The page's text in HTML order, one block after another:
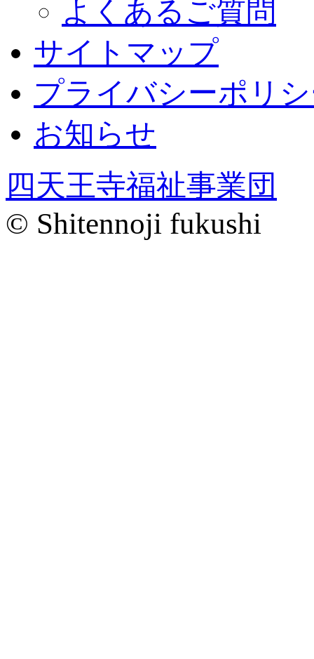
よくあるご質問
サイトマップ
プライバシーポリ
お知らせ
四天王寺福祉事業団
© Shitennoji fukushi